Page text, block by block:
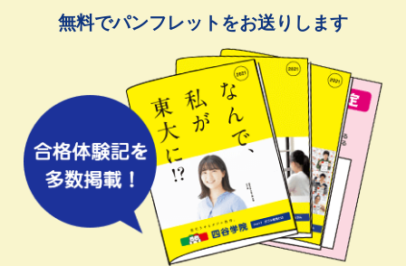
無料でパンフレットをお送りします